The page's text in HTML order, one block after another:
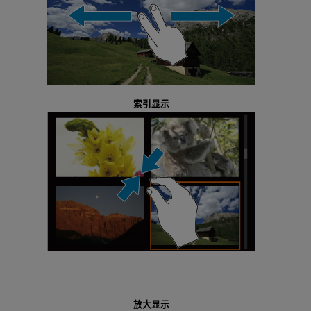
索引显示
放大显示